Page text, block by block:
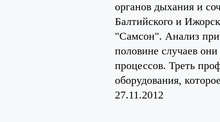
органов дыхания и
Балтийского и
"Самсон". Анализ
половине случаев
процессов. Треть
оборудования,
27.11.2012